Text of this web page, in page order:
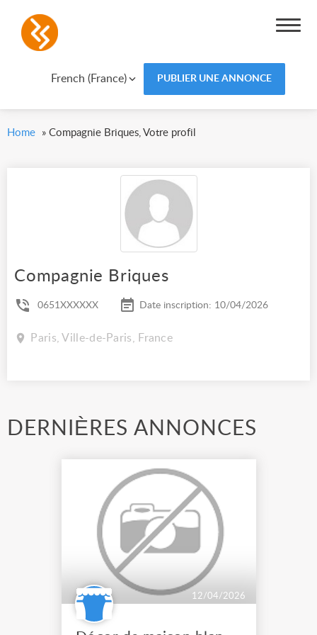
French (France) PUBLIER UNE ANNONCE
Home » Compagnie Briques, Votre profil
Compagnie Briques
0651XXXXXX Date inscription: 10/04/2026
Paris, Ville-de-Paris, France
DERNIÈRES ANNONCES
12/04/2026